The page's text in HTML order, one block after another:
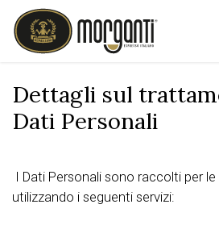
Skip to Content
Dettagli sul
Dati Personali
I Dati Personali sono raccolti per
utilizzando i seguenti servizi: